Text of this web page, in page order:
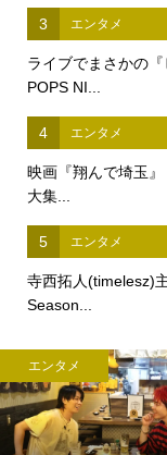
3 エンタメ
ライブでまさかの
POPS NI...
4 エンタメ
映画『翔んで埼玉
大集...
5 エンタメ
寺西拓人(timelesz)
Season...
エンタメ